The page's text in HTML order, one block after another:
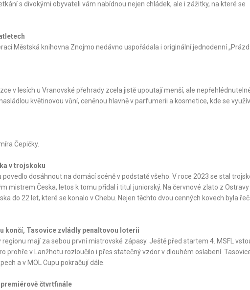
s divokými obyvateli vám nabídnou nejen chládek, ale i zážitky, na které se
Městská knihovna Znojmo nedávno uspořádala i originální jednodenní
v lesích u Vranovské přehrady zcela jistě upoutají menší, ale
květinovou vůní, ceněnou hlavně v parfumerii a kosmetice, kde se
Čepičky.
v trojskoku
dosáhnout na domácí scéně v podstatě všeho. V roce 2023 se stal
mistrem Česka, letos k tomu přidal i titul juniorský. Na červnové zlato z
do 22 let, které se konalo v Chebu. Nejen těchto dvou cenných kovech byla
končí, Tasovice zvládly penaltovou loterii
mají za sebou první mistrovské zápasy. Ještě před startem 4. MSFL
prohře v Lanžhotu rozloučilo i přes statečný vzdor v dlouhém oslabení.
a v MOL Cupu pokračují dále.
čtvrtfinále